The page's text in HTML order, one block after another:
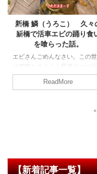
房洲っ子 飯田橋で絶品
目玉丼に遭遇した話
今回はお昼に飯田橋の房洲っ子
お邪魔しました。目玉丼って
しいね。
ReadMore
【新着記事一覧】